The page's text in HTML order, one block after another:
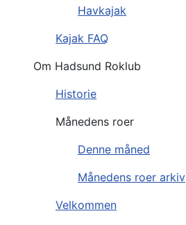
Havkajak
Kajak FAQ
Om Hadsund Roklub
Historie
Månedens roer
Denne måned
Månedens roer arkiv
Velkommen